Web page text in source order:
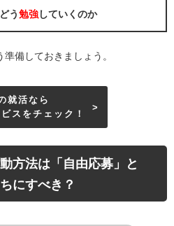
う勉強していくのか
備しておきましょう。
就活なら
スをチェック！
方法は「自由応募」と
にすべき？